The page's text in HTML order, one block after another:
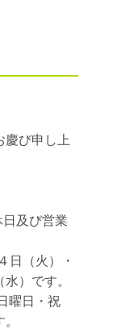
び申し上
及び営業
日（火）・
）です。
日・祝